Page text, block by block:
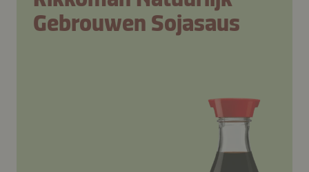
Gebrouwen Sojasaus